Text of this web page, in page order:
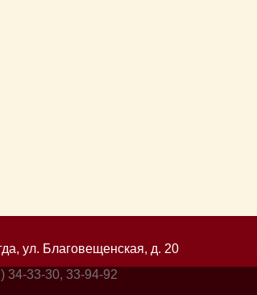
ул. Благовещенская, д. 20
34-33-30, 33-94-92